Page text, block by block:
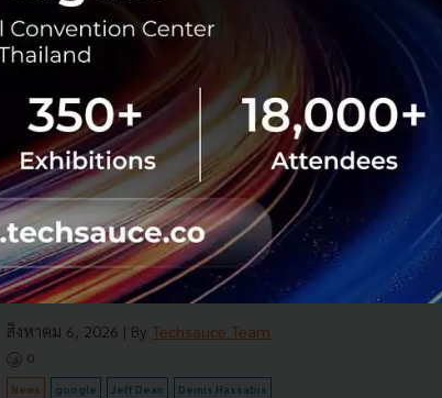
สิงหาคม 6, 2026| ByTechsauce Team
0
Data Center
Demis Hassabis ขึ้นคุม หัวเรือ AI ของ Alphabet
แล้ว หลัง Jeff Dean พนักงานระดับตำนานลาออกไป
ตั้ง Startup ของตัวเอง
สั่นสะเทือนวงการไอที Google ปรับทัพ AI ครั้งใหญ่ Demis
Hassabis สละเก้าอี้คุม DeepMind ด้าน Jeff Dean ตำนาน
พนักงานคนที่ 30 ประกาศลาออกตั้งบริษัทใหม่...
สิงหาคม 6, 2026 | By Techsauce Team
0
News google Jeff Dean Demis Hassabis